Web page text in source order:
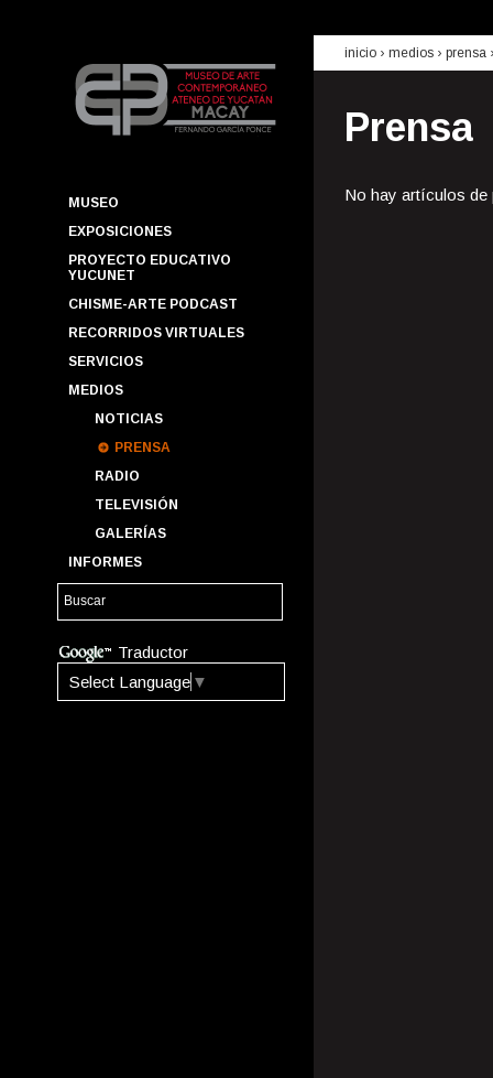
MUSEO
EXPOSICIONES
PROYECTO EDUCATIVO
YUCUNET
CHISME-ARTE PODCAST
RECORRIDOS VIRTUALES
SERVICIOS
MEDIOS
NOTICIAS
PRENSA
RADIO
TELEVISIÓN
GALERÍAS
INFORMES
Traductor
Select Language ▼
inicio › medios › prensa
Prensa
No hay artículos de